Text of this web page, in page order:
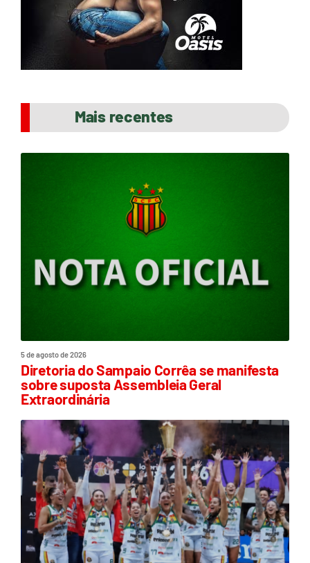
Mais recentes
5 de agosto de 2026
Diretoria do Sampaio Corrêa se manifesta
sobre suposta Assembleia Geral
Extraordinária